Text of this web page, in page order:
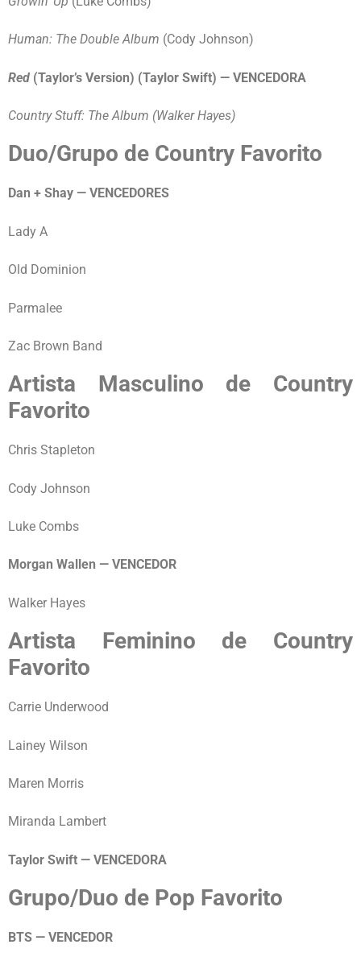
Human: The Double Album (Cody Johnson)
Red (Taylor’s Version) (Taylor Swift) — VENCEDORA
Country Stuff: The Album (Walker Hayes)
Duo/Grupo de Country Favorito
Dan + Shay — VENCEDORES
Lady A
Old Dominion
Parmalee
Zac Brown Band
Artista Masculino de Country
Favorito
Chris Stapleton
Cody Johnson
Luke Combs
Morgan Wallen — VENCEDOR
Walker Hayes
Artista Feminino de Country
Favorito
Carrie Underwood
Lainey Wilson
Maren Morris
Miranda Lambert
Taylor Swift — VENCEDORA
Grupo/Duo de Pop Favorito
BTS — VENCEDOR